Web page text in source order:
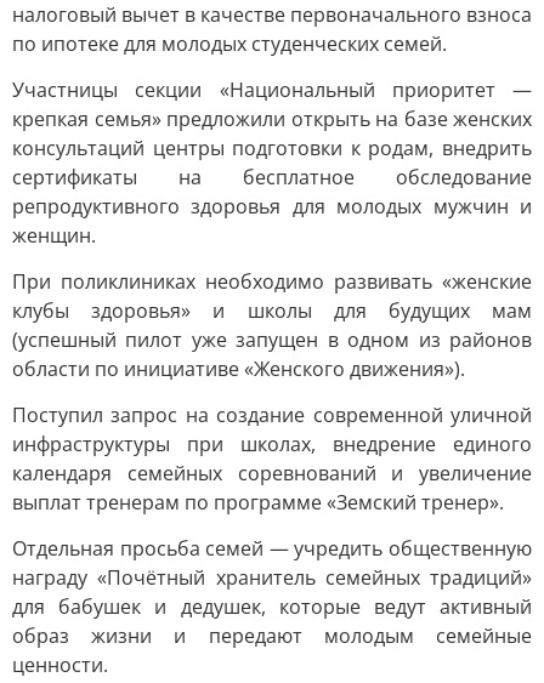
налоговый вычет в качестве первоначального взноса
по ипотеке для молодых студенческих семей.
Участницы секции «Национальный приоритет —
крепкая семья» предложили открыть на базе женских
консультаций центры подготовки к родам, внедрить
сертификаты на бесплатное обследование
репродуктивного здоровья для молодых мужчин и
женщин.
При поликлиниках необходимо развивать «женские
клубы здоровья» и школы для будущих мам
(успешный пилот уже запущен в одном из районов
области по инициативе «Женского движения»).
Поступил запрос на создание современной уличной
инфраструктуры при школах, внедрение единого
календаря семейных соревнований и увеличение
выплат тренерам по программе «Земский тренер».
Отдельная просьба семей — учредить общественную
награду «Почётный хранитель семейных традиций»
для бабушек и дедушек, которые ведут активный
образ жизни и передают молодым семейные
ценности.